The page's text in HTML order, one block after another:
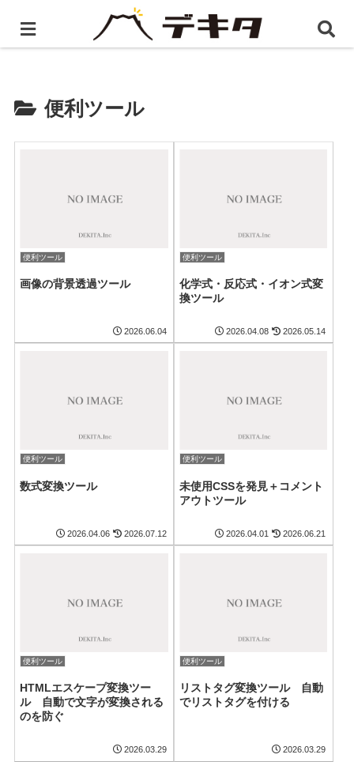
ホーム 便利ツール
便利ツール
便利ツール
画像の背景透過ツール
2026.06.04
便利ツール
化学式・反応式・イオン式変
換ツール
2026.04.08 2026.05.14
便利ツール
数式変換ツール
2026.04.06 2026.07.12
便利ツール
未使用CSSを発見＋コメント
アウトツール
2026.04.01 2026.06.21
便利ツール
HTMLエスケープ変換ツー
ル 自動で文字が変換される
のを防ぐ
2026.03.29
便利ツール
リストタグ変換ツール 自動
でリストタグを付ける
2026.03.29